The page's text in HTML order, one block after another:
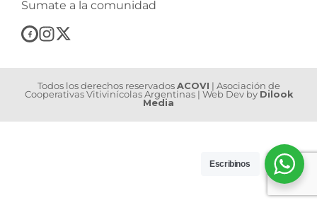
Sumate a la comunidad
Todos los derechos reservados ACOVI | Asociación de
Cooperativas Vitivinícolas Argentinas | Web Dev by Dilook
Media
Escribinos